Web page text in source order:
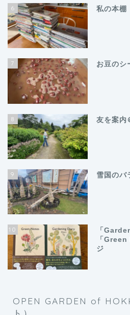
6 私の本棚
7 お豆のシ
8 友を案内
9 雪国のバ
10
「
「
ジ
OPEN GARDEN of